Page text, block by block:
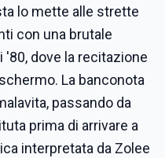
lo mette alle strette
con una brutale
'80, dove la recitazione
La banconota
passando da
prima di arrivare a
interpretata da Zolee